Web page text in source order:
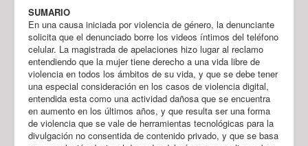
SUMARIO
En una causa iniciada por violencia de género, la denunciante
solicita que el denunciado borre los videos íntimos del teléfono
celular. La magistrada de apelaciones hizo lugar al reclamo
entendiendo que la mujer tiene derecho a una vida libre de
violencia en todos los ámbitos de su vida, y que se debe tener
una especial consideración en los casos de violencia digital,
entendida esta como una actividad dañosa que se encuentra
en aumento en los últimos años, y que resulta ser una forma
de violencia que se vale de herramientas tecnológicas para la
divulgación no consentida de contenido privado, y que se basa